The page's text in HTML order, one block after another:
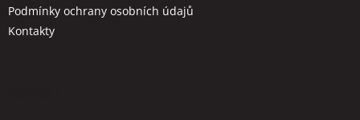
Podmínky ochrany osobních údajů
Kontakty